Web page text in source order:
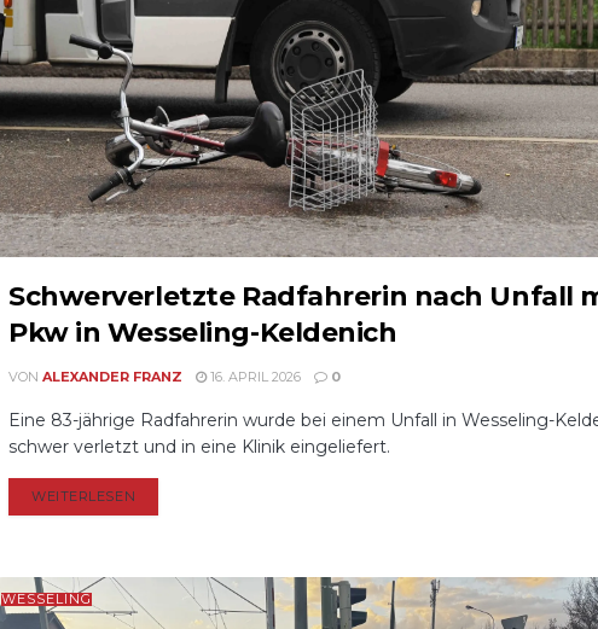
Schwerverletzte Radfahrerin nach Unfall
Pkw in Wesseling-Keldenich
VON ALEXANDER FRANZ 16. APRIL 2026 0
Eine 83-jährige Radfahrerin wurde bei einem Unfall in Wesseling-
schwer verletzt und in eine Klinik eingeliefert.
WEITERLESEN
WESSELING